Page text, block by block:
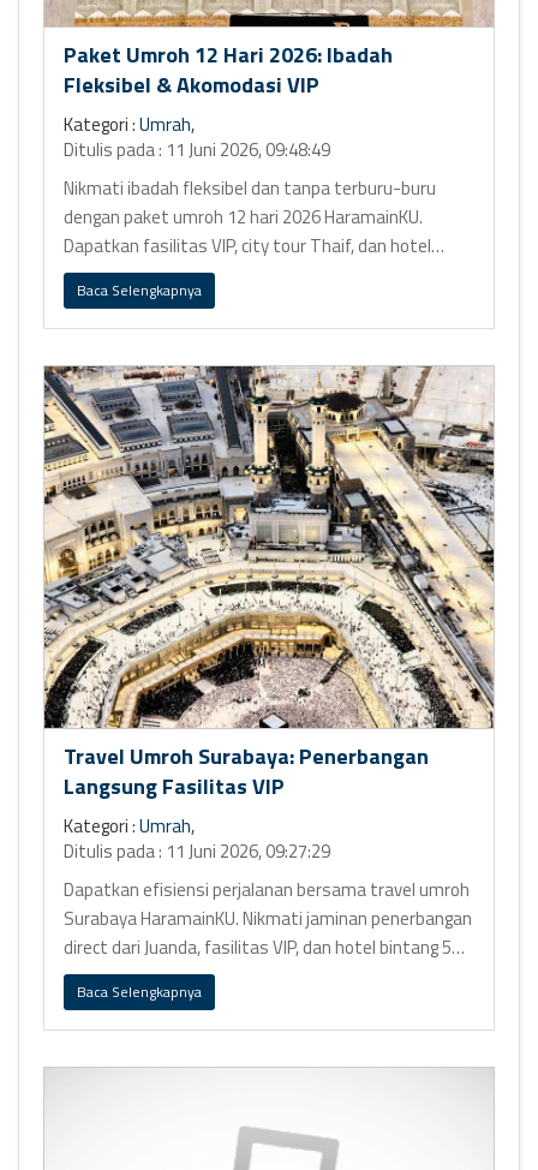
Paket Umroh 12 Hari 2026: Ibadah
Fleksibel & Akomodasi VIP
Kategori :Umrah,
Ditulis pada : 11 Juni 2026, 09:48:49
Nikmati ibadah fleksibel dan tanpa terburu-buru
dengan paket umroh 12 hari 2026 HaramainKU.
Dapatkan fasilitas VIP, city tour Thaif, dan hotel
bintang 5 Ring 1.
Baca Selengkapnya
Travel Umroh Surabaya: Penerbangan
Langsung Fasilitas VIP
Kategori :Umrah,
Ditulis pada : 11 Juni 2026, 09:27:29
Dapatkan efisiensi perjalanan bersama travel umroh
Surabaya HaramainKU. Nikmati jaminan penerbangan
direct dari Juanda, fasilitas VIP, dan hotel bintang 5
Ring 1.
Baca Selengkapnya